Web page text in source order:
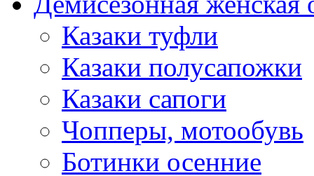
Казаки туфли
Казаки полусапожки
Казаки сапоги
Чопперы, мотообувь
Ботинки осенние